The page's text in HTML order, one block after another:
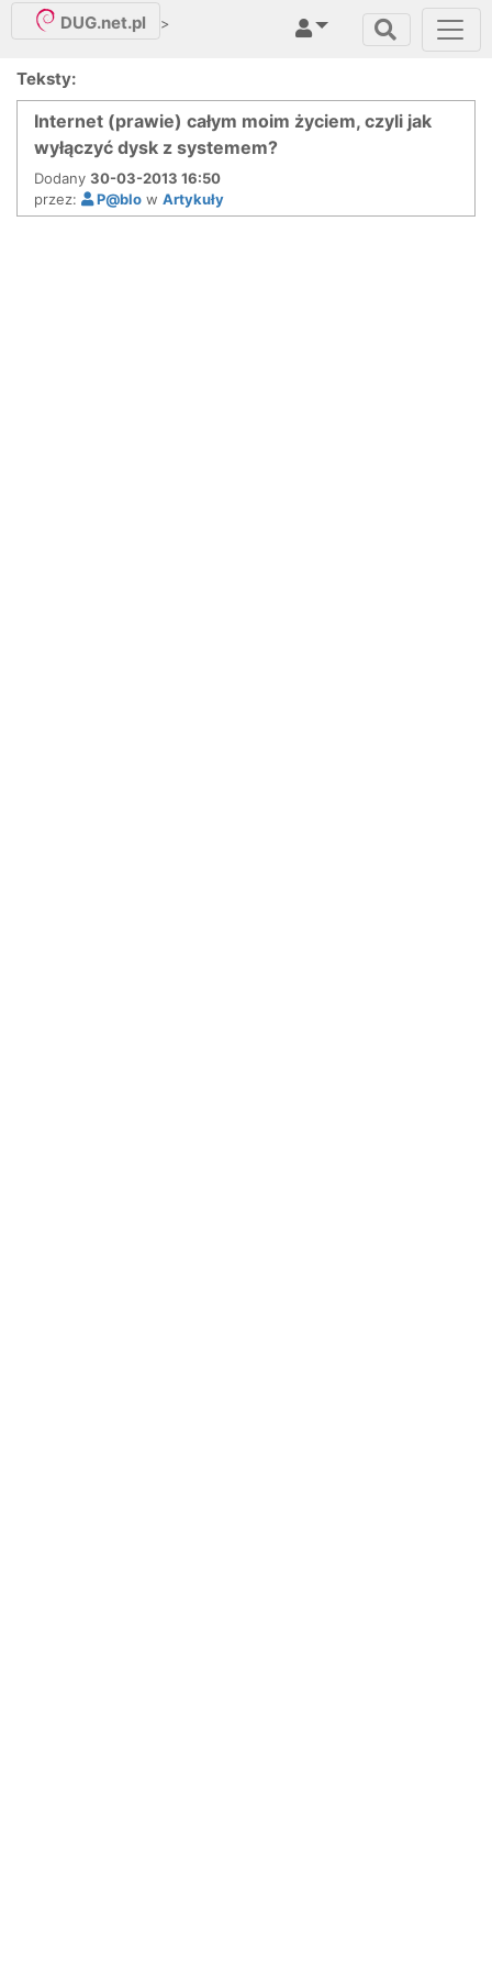
DUG.net.pl >
Teksty:
Internet (prawie) całym moim życiem, czyli jak
wyłączyć dysk z systemem?
Dodany 30-03-2013 16:50
przez:
P@blo w Artykuły